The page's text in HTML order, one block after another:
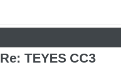
Re: TEYES CC3